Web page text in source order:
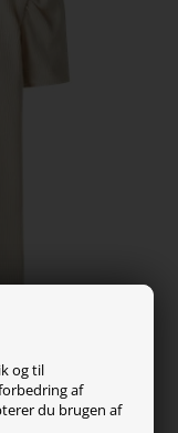
og til
af
du brugen af